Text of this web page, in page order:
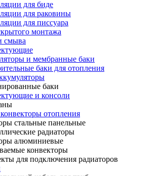
для биде
для раковины
для писсуара
монтажа
смыва
и мембранные баки
баки для отопления
баки
и консоли
отопления
стальные панельные
радиаторы
алюминиевые
конвекторы
для подключения радиаторов